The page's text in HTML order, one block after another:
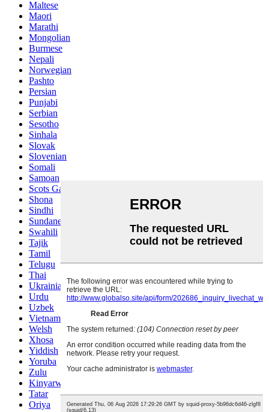
Maltese
Maori
Marathi
Mongolian
Burmese
Nepali
Norwegian
Pashto
Persian
Punjabi
Serbian
Sesotho
Sinhala
Slovak
Slovenian
Somali
Samoan
Scots Gaelic
Shona
Sindhi
Sundanese
Swahili
Tajik
Tamil
Telugu
Thai
Ukrainian
Urdu
Uzbek
Vietnamese
Welsh
Xhosa
Yiddish
Yoruba
Zulu
Kinyarwanda
Tatar
Oriya